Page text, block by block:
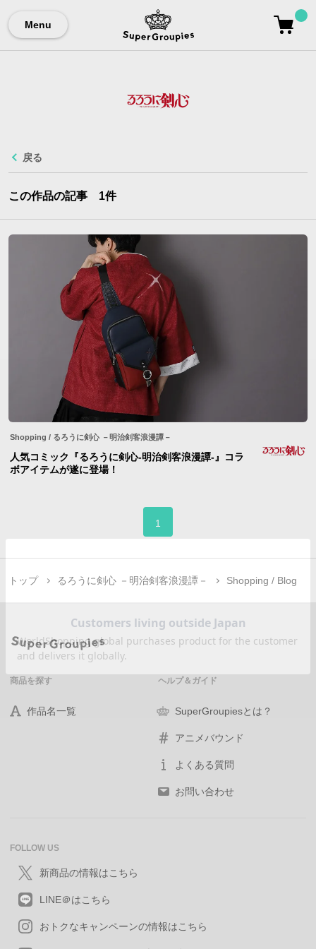
Menu
戻る
この作品の記事 1件
Shopping / るろうに剣心 －明治剣客浪漫譚－
人気コミック『るろうに剣心-明治剣客浪漫譚-』コラ
ボアイテムが遂に登場！
1
トップ るろうに剣心 －明治剣客浪漫譚－ Shopping / Blog
商品を探す
作品名一覧
ヘルプ＆ガイド
SuperGroupiesとは？
アニメバウンド
よくある質問
お問い合わせ
FOLLOW US
新商品の情報はこちら
LINE＠はこちら
おトクなキャンペーンの情報はこちら